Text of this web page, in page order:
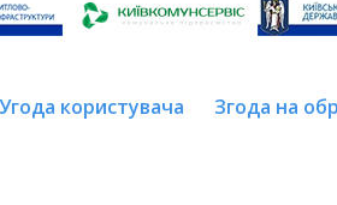
Угода користувача Згода на